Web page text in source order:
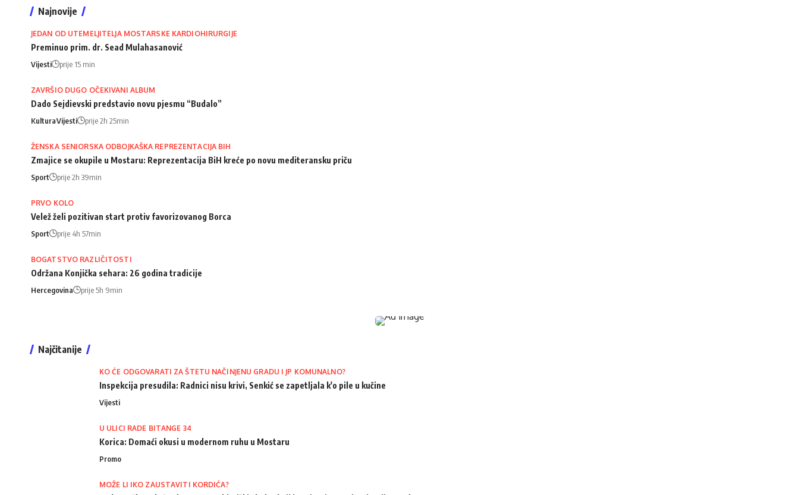
Najnovije
JEDAN OD UTEMELJITELJA MOSTARSKE KARDIOHIRURGIJE
Preminuo prim. dr. Sead Mulahasanović
Vijesti prije 15 min
ZAVRŠIO DUGO OČEKIVANI ALBUM
Dado Sejdievski predstavio novu pjesmu “Budalo”
KulturaVijesti prije 2h 25min
ŽENSKA SENIORSKA ODBOJKAŠKA REPREZENTACIJA BIH
Zmajice se okupile u Mostaru: Reprezentacija BiH kreće po novu mediteransku priču
Sport prije 2h 39min
PRVO KOLO
Velež želi pozitivan start protiv favorizovanog Borca
Sport prije 4h 57min
BOGATSTVO RAZLIČITOSTI
Održana Konjička sehara: 26 godina tradicije
Hercegovina prije 5h 9min
Najčitanije
KO ĆE ODGOVARATI ZA ŠTETU NAČINJENU GRADU I JP KOMUNALNO?
Inspekcija presudila: Radnici nisu krivi, Senkić se zapetljala k'o pile u kučine
Vijesti
U ULICI RADE BITANGE 34
Korica: Domaći okusi u modernom ruhu u Mostaru
Promo
MOŽE LI IKO ZAUSTAVITI KORDIĆA?